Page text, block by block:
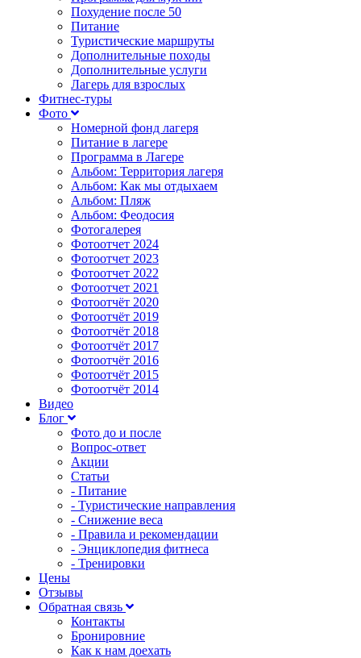
Похудение после 50
Питание
Туристические маршруты
Дополнительные походы
Дополнительные услуги
Лагерь для взрослых
Фитнес-туры
Фото
Номерной фонд лагеря
Питание в лагере
Программа в Лагере
Альбом: Территория лагеря
Альбом: Как мы отдыхаем
Альбом: Пляж
Альбом: Феодосия
Фотогалерея
Фотоотчет 2024
Фотоотчет 2023
Фотоотчет 2022
Фотоотчет 2021
Фотоотчёт 2020
Фотоотчёт 2019
Фотоотчёт 2018
Фотоотчёт 2017
Фотоотчёт 2016
Фотоотчёт 2015
Фотоотчёт 2014
Видео
Блог
Фото до и после
Вопрос-ответ
Акции
Статьи
- Питание
- Туристические направления
- Снижение веса
- Правила и рекомендации
- Энциклопедия фитнеса
- Тренировки
Цены
Отзывы
Обратная связь
Контакты
Бронировние
Как к нам доехать